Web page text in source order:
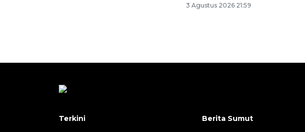
3 Agustus 2026 21:59
Terkini
Berita Sumut